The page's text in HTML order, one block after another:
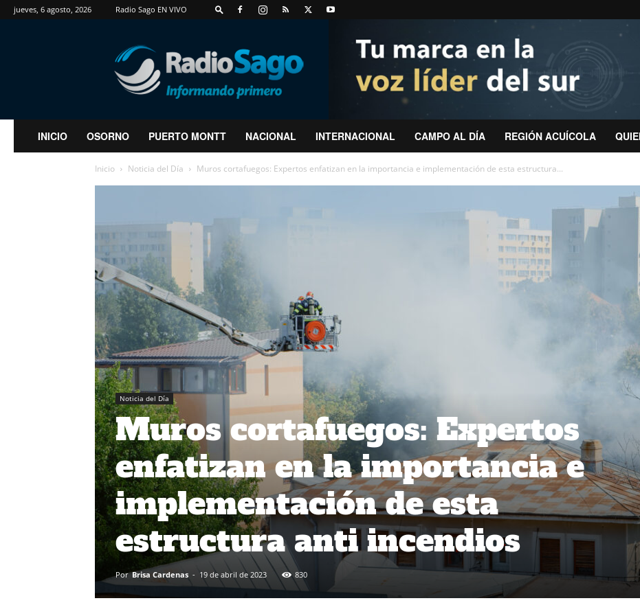
jueves, 6 agosto, 2026 Radio Sago EN VIVO
RadioSago
INICIO OSORNO PUERTO MONTT NACIONAL INTERNACIONAL CAMPO AL DÍA REGIÓN ACUÍCOLA
Inicio Noticia del Día Muros cortafuegos: Expertos enfatizan en la importancia e implementación de esta estructura...
Noticia del Día
Muros cortafuegos: Expertos
enfatizan en la importancia e
implementación de esta
estructura anti incendios
Por Brisa Cardenas - 19 de abril de 2023 830